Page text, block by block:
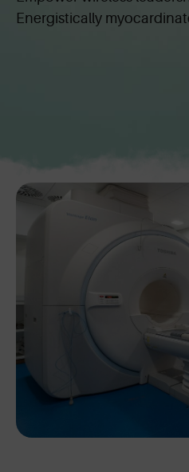
Energistically